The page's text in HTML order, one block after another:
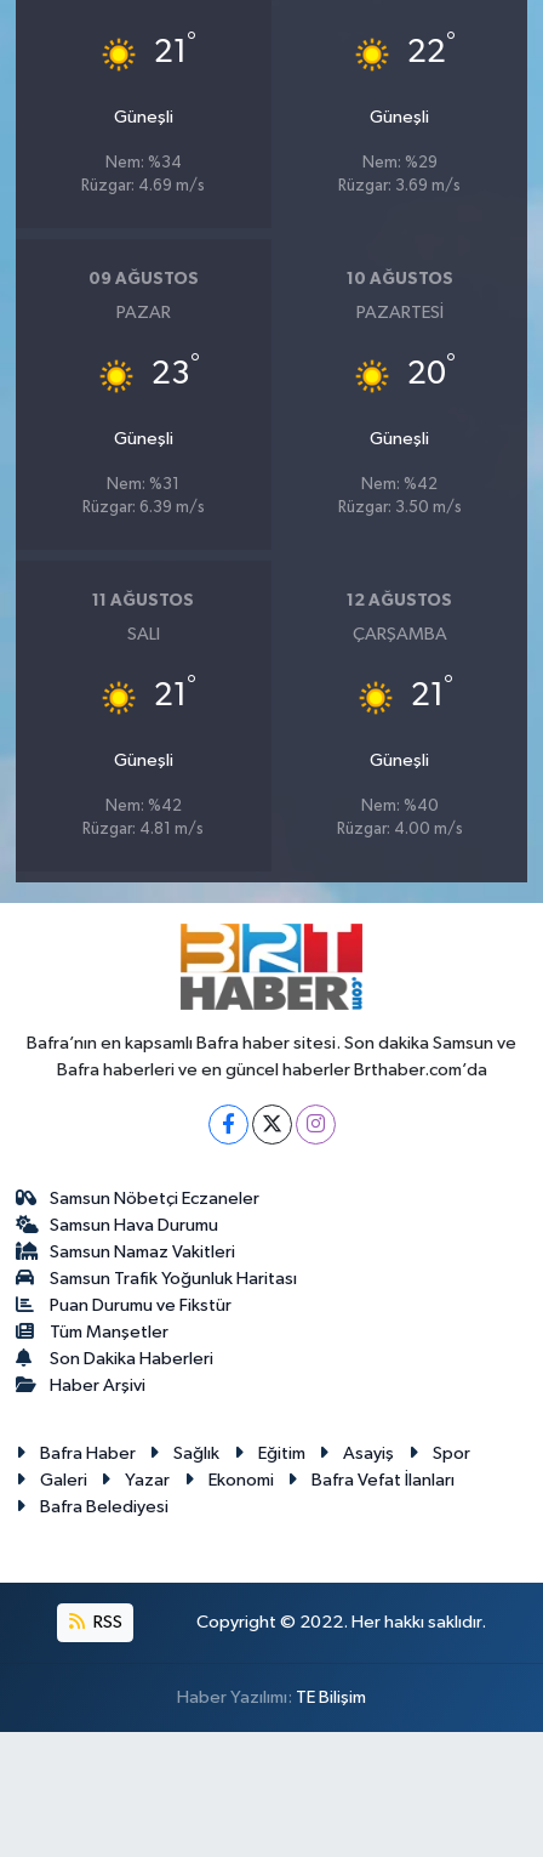
21 °
Güneşli
Nem: %34
Rüzgar: 4.69 m/s
22°
Güneşli
Nem: %29
Rüzgar: 3.69 m/s
09 AĞUSTOS
PAZAR
23°
Güneşli
Nem: %31
Rüzgar: 6.39 m/s
10 AĞUSTOS
PAZARTESI
20°
Güneşli
Nem: %42
Rüzgar: 3.50 m/s
11 AĞUSTOS
SALI
21 °
Güneşli
Nem: %42
Rüzgar: 4.81 m/s
12 AĞUSTOS
ÇARŞAMBA
21 °
Güneşli
Nem: %40
Rüzgar: 4.00 m/s
Bafra’nın en kapsamlı Bafra haber sitesi. Son dakika Samsun ve
Bafra haberleri ve en güncel haberler Brthaber.com’da
Samsun Nöbetçi Eczaneler
Samsun Hava Durumu
Samsun Namaz Vakitleri
Samsun Trafik Yoğunluk Haritası
Puan Durumu ve Fikstür
Tüm Manşetler
Son Dakika Haberleri
Haber Arşivi
Bafra Haber Sağlık Eğitim Asayiş
Spor
Galeri
Yazar Ekonomi
Bafra Vefat İlanları
Bafra Belediyesi
RSS Copyright © 2022. Her hakkı saklıdır.
Haber Yazılımı: TE Bilişim